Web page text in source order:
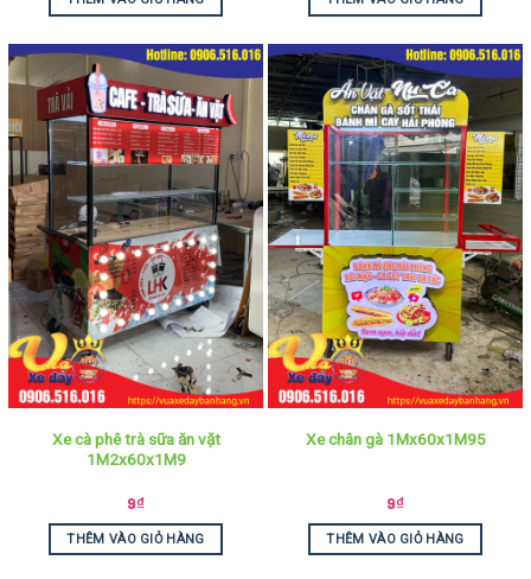
Xe cà phê trà sữa ăn vặt
1M2x60x1M9
9₫
THÊM VÀO GIỎ HÀNG
Xe chân gà 1Mx60x1M95
9₫
THÊM VÀO GIỎ HÀNG